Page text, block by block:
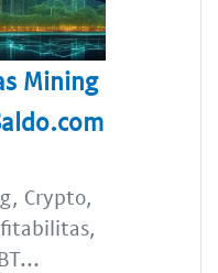
Mining
Crypto,